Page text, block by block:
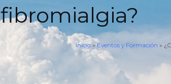
fibromialgia?
Inicio» Eventos y Formación »